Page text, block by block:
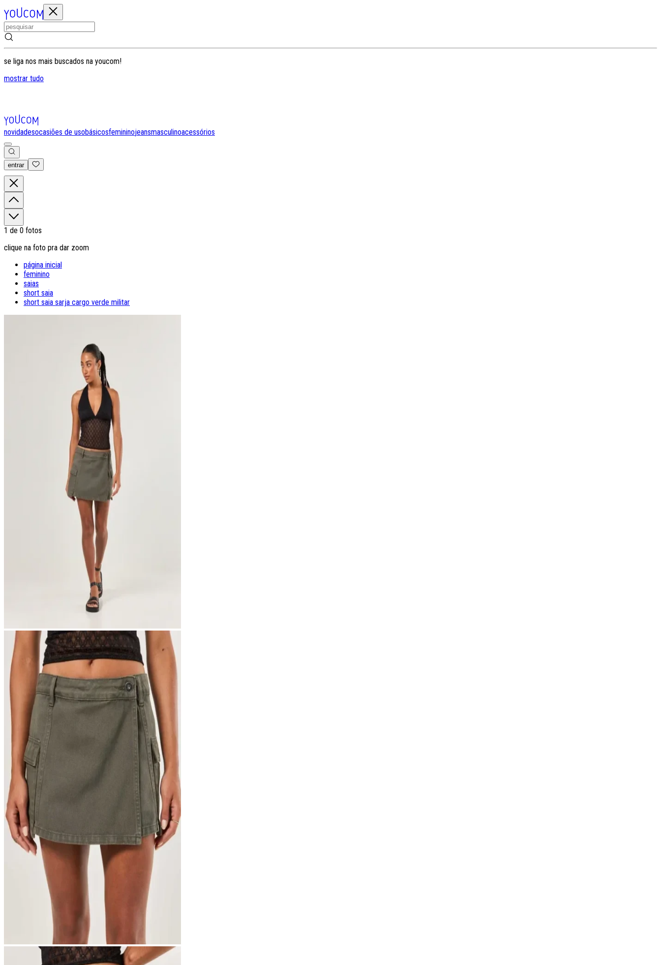
se liga nos mais buscados na youcom!
mostrar tudo
novidadesocasiões de usobásicosfemininojeansmasculinoacessórios
entrar
1 de 0 fotos
clique na foto pra dar zoom
página inicial
feminino
saias
short saia
short saia sarja cargo verde militar